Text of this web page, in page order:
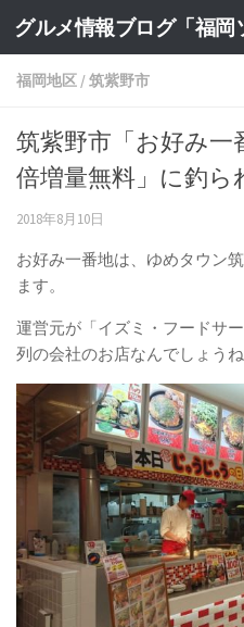
グルメ情報ブログ「福岡
福岡地区 /筑紫野市
筑紫野市「お好み一
倍増量無料」に釣ら
2018年8月10日
お好み一番地は、ゆめタウン
ます。
運営元が「イズミ・フードサ
列の会社のお店なんでしょうね